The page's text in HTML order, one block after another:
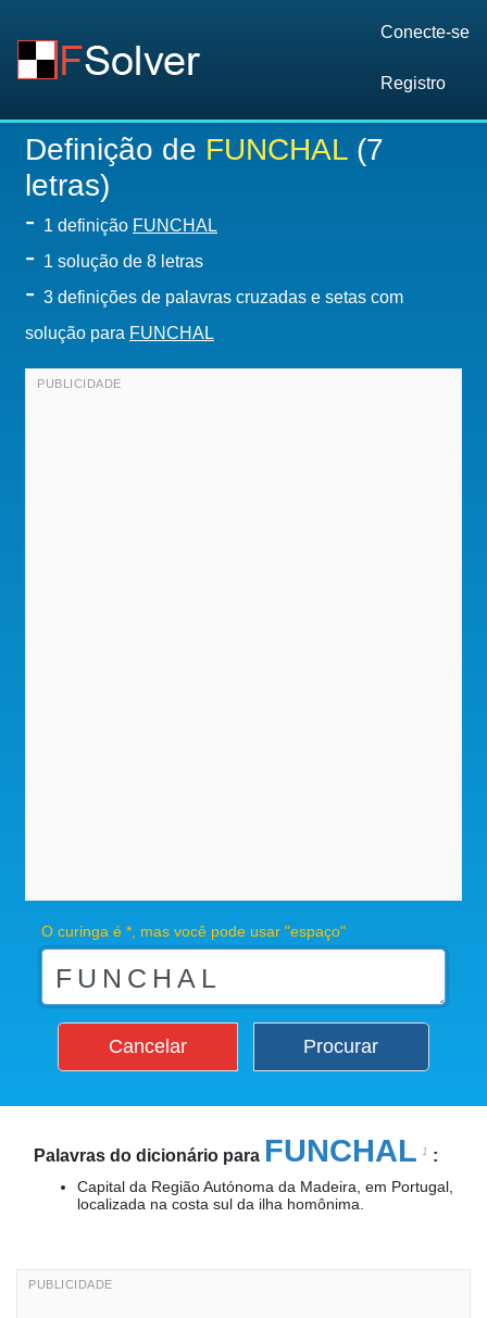
Conecte-se
Registro
Definição de FUNCHAL (7
letras)
- 1 definição FUNCHAL
- 1 solução de 8 letras
- 3 definições de palavras cruzadas e setas com
solução para FUNCHAL
O curinga é *, mas você pode usar "espaço"
Cancelar Procurar
Palavras do dicionário para FUNCHAL 1 :
Capital da Região Autónoma da Madeira, em Portugal,
localizada na costa sul da ilha homônima.